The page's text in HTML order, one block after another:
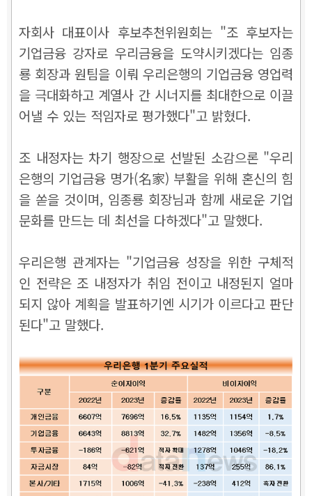
자회사 대표이사 후보추천위원회는 "조 후보자는
기업금융 강자로 우리금융을 도약시키겠다는 임종
룡 회장과 원팀을 이뤄 우리은행의 기업금융 영업력
을 극대화하고 계열사 간 시너지를 최대한으로 이끌
어낼 수 있는 적임자로 평가했다"고 밝혔다.
조 내정자는 차기 행장으로 선발된 소감으론 "우리
은행의 기업금융 명가(名家) 부활을 위해 혼신의 힘
을 쏟을 것이며, 임종룡 회장님과 함께 새로운 기업
문화를 만드는 데 최선을 다하겠다"고 말했다.
우리은행 관계자는 "기업금융 성장을 위한 구체적
인 전략은 조 내정자가 취임 전이고 내정된지 얼마
되지 않아 계획을 발표하기엔 시기가 이르다고 판단
된다"고 말했다.